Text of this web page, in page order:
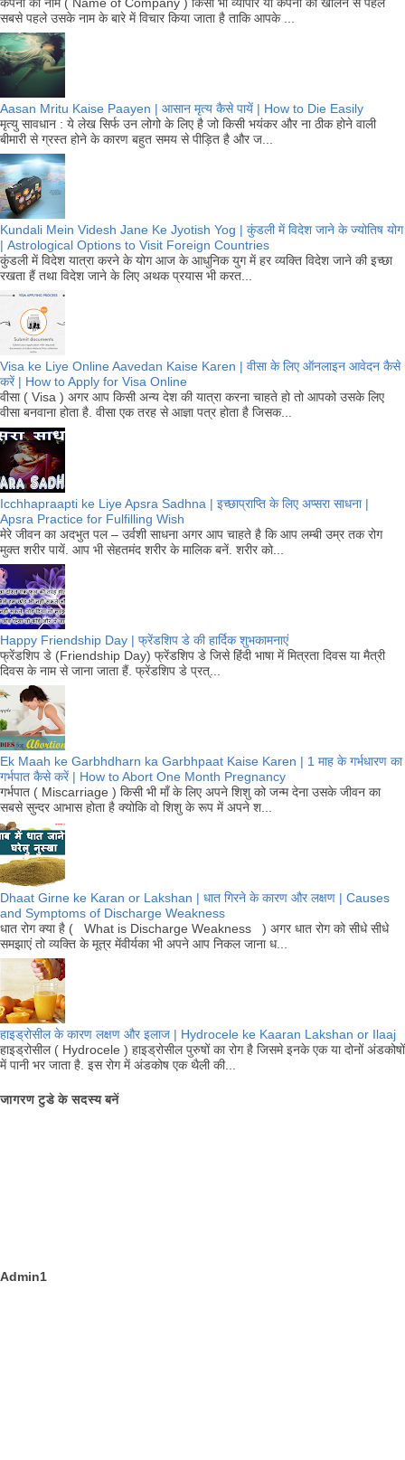
सबसे पहले उसके नाम के बारे में विचार किया जाता है ताकि आपके ...
Aasan Mritu Kaise Paayen | आसान मृत्य कैसे पायें | How to Die Easily
मृत्यु सावधान : ये लेख सिर्फ उन लोगो के लिए है जो किसी भयंकर और ना ठीक होने वाली
बीमारी से ग्रस्त होने के कारण बहुत समय से पीड़ित है और ज...
Kundali Mein Videsh Jane Ke Jyotish Yog | कुंडली में विदेश जाने के ज्योतिष योग
| Astrological Options to Visit Foreign Countries
कुंडली में विदेश यात्रा करने के योग आज के आधुनिक युग में हर व्यक्ति विदेश जाने की इच्छा
रखता हैं तथा विदेश जाने के लिए अथक प्रयास भी करत...
Visa ke Liye Online Aavedan Kaise Karen | वीसा के लिए ऑनलाइन आवेदन कैसे
करें | How to Apply for Visa Online
वीसा ( Visa ) अगर आप किसी अन्य देश की यात्रा करना चाहते हो तो आपको उसके लिए
वीसा बनवाना होता है. वीसा एक तरह से आज्ञा पत्र होता है जिसक...
Icchhapraapti ke Liye Apsra Sadhna | इच्छाप्राप्ति के लिए अप्सरा साधना |
Apsra Practice for Fulfilling Wish
मेरे जीवन का अदभुत पल – उर्वशी साधना अगर आप चाहते है कि आप लम्बी उम्र तक रोग
मुक्त शरीर पायें. आप भी सेहतमंद शरीर के मालिक बनें. शरीर को...
Happy Friendship Day | फ्रेंडशिप डे की हार्दिक शुभकामनाएं
फ्रेंडशिप डे (Friendship Day) फ्रेंडशिप डे जिसे हिंदी भाषा में मित्रता दिवस या मैत्री
दिवस के नाम से जाना जाता हैं. फ्रेंडशिप डे प्रत्...
Ek Maah ke Garbhdharn ka Garbhpaat Kaise Karen | 1 माह के गर्भधारण का
गर्भपात कैसे करें | How to Abort One Month Pregnancy
गर्भपात ( Miscarriage ) किसी भी माँ के लिए अपने शिशु को जन्म देना उसके जीवन का
सबसे सुन्दर आभास होता है क्योकि वो शिशु के रूप में अपने श...
Dhaat Girne ke Karan or Lakshan | धात गिरने के कारण और लक्षण | Causes
and Symptoms of Discharge Weakness
धात रोग क्या है ( What is Discharge Weakness ) अगर धात रोग को सीधे सीधे
समझाएं तो व्यक्ति के मूत्र मेंवीर्यका भी अपने आप निकल जाना ध...
हाइड्रोसील के कारण लक्षण और इलाज | Hydrocele ke Kaaran Lakshan or Ilaaj
हाइड्रोसील ( Hydrocele ) हाइड्रोसील पुरुषों का रोग है जिसमे इनके एक या दोनों अंडकोषों
में पानी भर जाता है. इस रोग में अंडकोष एक थैली की...
जागरण टुडे के सदस्य बनें
Admin1